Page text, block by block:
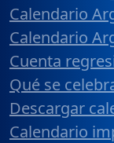
Calendario
Calendario
Cuenta
Qué se
Descargar
Calendario